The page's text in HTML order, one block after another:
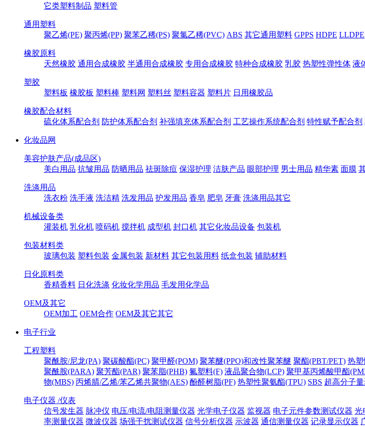
它类塑料制品 塑料管
通用塑料
聚乙烯(PE) 聚丙烯(PP) 聚苯乙稀(PS) 聚氯乙稀(PVC) ABS 其它通用塑料 GPPS HDPE LLDPE
橡胶原料
天然橡胶 通用合成橡胶 半通用合成橡胶 专用合成橡胶 特种合成橡胶 乳胶 热塑性弹性体 液
塑胶
塑料板 橡胶板 塑料棒 塑料网 塑料丝 塑料容器 塑料片 日用橡胶品
橡胶配合材料
硫化体系配合剂 防护体系配合剂 补强填充体系配合剂 工艺操作系统配合剂 特性赋予配合剂
化妆品网
美容护肤产品(成品区)
美白用品 抗皱用品 防晒用品 祛斑除痘 保湿护理 洁肤产品 眼部护理 男士用品 精华素 面膜
洗涤用品
洗衣粉 洗手液 洗洁精 洗发用品 护发用品 香皂 肥皂 牙膏 洗涤用品其它
机械设备类
灌装机 乳化机 喷码机 搅拌机 成型机 封口机 其它化妆品设备 包装机
包装材料类
玻璃包装 塑料包装 金属包装 新材料 其它包装用料 纸盒包装 辅助材料
日化原料类
香精香料 日化洗涤 化妆化学用品 毛发用化学品
OEM及其它
OEM加工 OEM合作 OEM及其它其它
电子行业
工程塑料
聚酰胺/尼龙(PA) 聚碳酸酯(PC) 聚甲醛(POM) 聚苯醚(PPO)和改性聚苯醚 聚酯(PBT/PET) 热塑
聚酰胺(PARA) 聚芳酯(PAR) 聚苯脂(PHB) 氟塑料(F) 液晶聚合物(LCP) 聚甲基丙烯酸甲酯
物(MBS) 丙烯腈/乙烯/苯乙烯共聚物(AES) 酚醛树脂(PF) 热塑性聚氨酯(TPU) SBS 超高分子
电子仪器 /仪表
信号发生器 脉冲仪 电压/电流/电阻测量仪器 光学电子仪器 监视器 电子元件参数测试仪器 光
率测量仪器 微波仪器 场强干扰测试仪器 信号分析仪器 示波器 通信测量仪器 记录显示仪器